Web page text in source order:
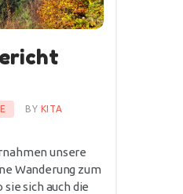
BY KITA
unsere
Wanderung zum
sich auch die